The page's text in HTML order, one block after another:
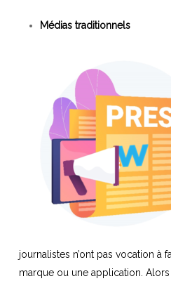
Médias traditionnels
journalistes n’ont pas vocation à
marque ou une application. Alors